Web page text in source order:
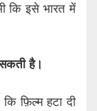
कि इसे भारत में
है।
फ़िल्म हटा दी